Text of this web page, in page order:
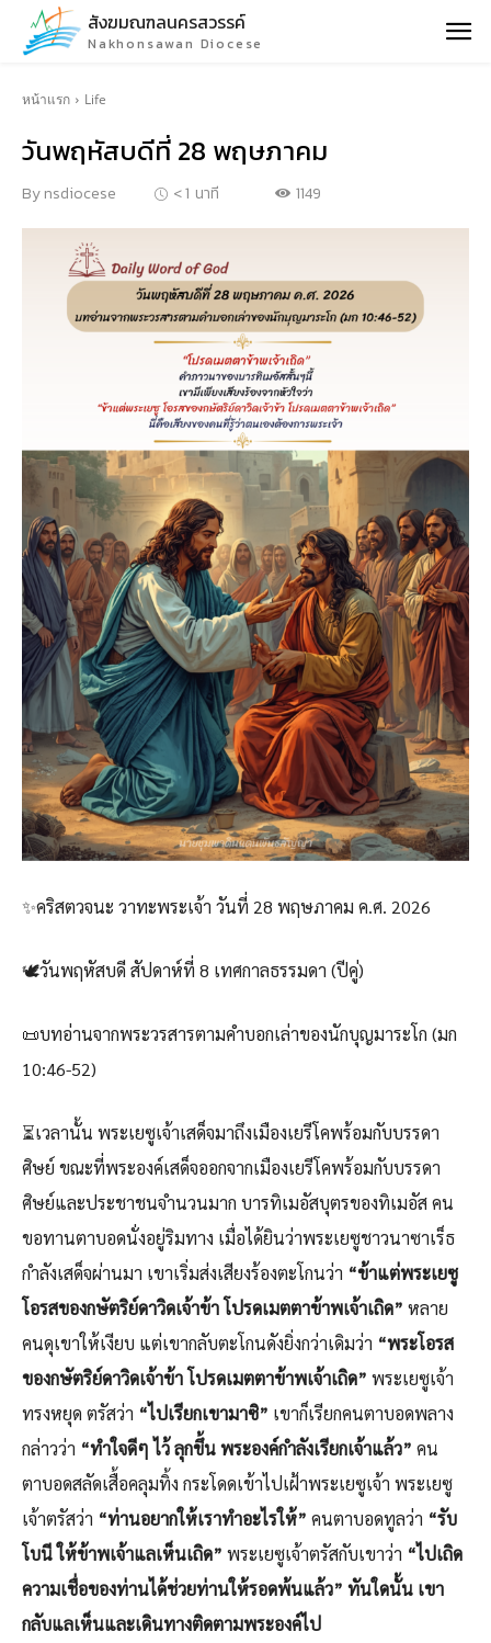
สังฆมณฑลนครสวรรค์
Nakhonsawan Diocese
หน้าแรก Life
วันพฤหัสบดีที่ 28 พฤษภาคม
Bynsdiocese < 1 นาที 1149
✨คริสตวจนะ วาทะพระเจ้า วันที่ 28 พฤษภาคม ค.ศ. 2026
🕊️วันพฤหัสบดี สัปดาห์ที่ 8 เทศกาลธรรมดา (ปีคู่)
📜บทอ่านจากพระวรสารตามคำบอกเล่าของนักบุญมาระโก (มก
10:46-52)
⏳เวลานั้น พระเยซูเจ้าเสด็จมาถึงเมืองเยรีโคพร้อมกับบรรดา
ศิษย์ ขณะที่พระองค์เสด็จออกจากเมืองเยรีโคพร้อมกับบรรดา
ศิษย์และประชาชนจำนวนมาก บารทิเมอัสบุตรของทิเมอัส คน
ขอทานตาบอดนั่งอยู่ริมทาง เมื่อได้ยินว่าพระเยซูชาวนาซาเร็ธ
กำลังเสด็จผ่านมา เขาเริ่มส่งเสียงร้องตะโกนว่า “ข้าแต่พระเยซู
โอรสของกษัตริย์ดาวิดเจ้าข้า โปรดเมตตาข้าพเจ้าเถิด” หลาย
คนดุเขาให้เงียบ แต่เขากลับตะโกนดังยิ่งกว่าเดิมว่า “พระโอรส
ของกษัตริย์ดาวิดเจ้าข้า โปรดเมตตาข้าพเจ้าเถิด” พระเยซูเจ้า
ทรงหยุด ตรัสว่า “ไปเรียกเขามาซิ” เขาก็เรียกคนตาบอดพลาง
กล่าวว่า “ทำใจดีๆ ไว้ ลุกขึ้น พระองค์กำลังเรียกเจ้าแล้ว” คน
ตาบอดสลัดเสื้อคลุมทิ้ง กระโดดเข้าไปเฝ้าพระเยซูเจ้า พระเยซู
เจ้าตรัสว่า “ท่านอยากให้เราทำอะไรให้” คนตาบอดทูลว่า “รับ
โบนี ให้ข้าพเจ้าแลเห็นเถิด” พระเยซูเจ้าตรัสกับเขาว่า “ไปเถิด
ความเชื่อของท่านได้ช่วยท่านให้รอดพ้นแล้ว” ทันใดนั้น เขา
กลับแลเห็นและเดินทางติดตามพระองค์ไป